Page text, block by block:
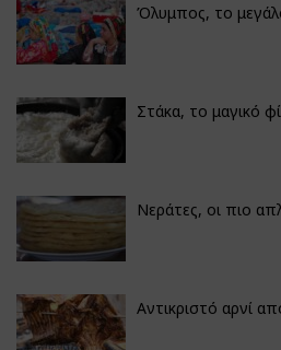
Όλυμπος, το
Στάκα, το μαγικό
Νεράτες, οι πιο
Αντικριστό αρνί